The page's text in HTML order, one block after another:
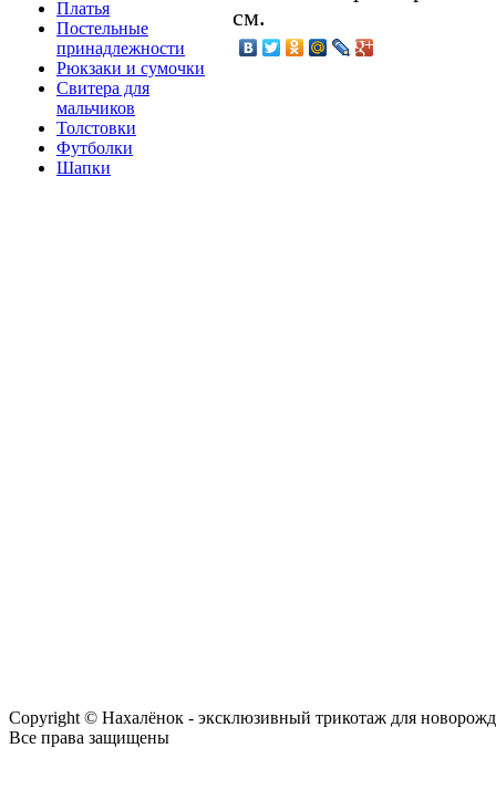
Платья
Постельные
принадлежности
Рюкзаки и сумочки
Свитера для
мальчиков
Толстовки
Футболки
Шапки
см.
Copyright © Нахалёнок - эксклюзивный трикотаж для
Все права защищены